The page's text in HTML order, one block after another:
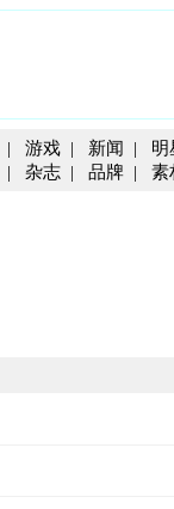
| 游戏 | 新闻 | 明
| 杂志 | 品牌 | 素